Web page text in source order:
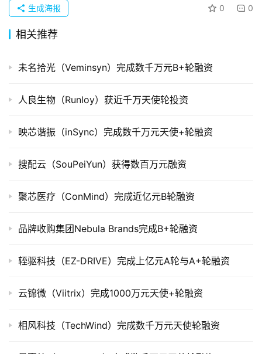
购
组
公
上
数
业
院
登录 0 0
生成海报
相关推荐
未名拾光（Veminsyn）完成数千万元B+轮融资
人良生物（Runloy）获近千万天使轮投资
映芯谐振（inSync）完成数千万元天使+轮融资
搜配云（SouPeiYun）获得数百万元融资
聚芯医疗（ConMind）完成近亿元B轮融资
品牌收购集团Nebula Brands完成B+轮融资
轾驱科技（EZ-DRIVE）完成上亿元A轮与A+轮融资
云锦微（Viitrix）完成1000万元天使+轮融资
相风科技（TechWind）完成数千万元天使轮融资